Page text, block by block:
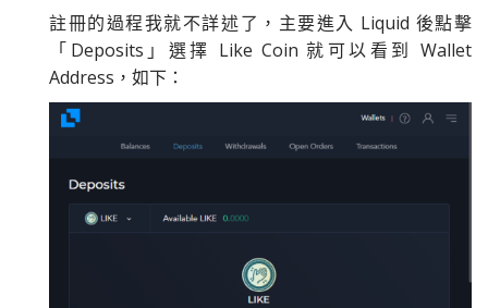
註冊的過程我就不詳述了，主要進入 Liquid 後點擊
「Deposits」選擇 Like Coin 就可以看到 Wallet
Address，如下：